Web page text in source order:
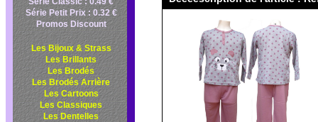
Série Petit Prix : 0.32 €
Promos Discount
Les Bijoux & Strass
Les Brillants
Les Brodés
Les Brodés Arrière
Les Cartoons
Les Classiques
Les Dentelles